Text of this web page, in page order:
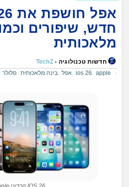
חדש, שיפורים
מלאכותית
חדשות טכנולוגיה -TechZ
apple
ios 26 אפל בינה מלאכותית סלולר